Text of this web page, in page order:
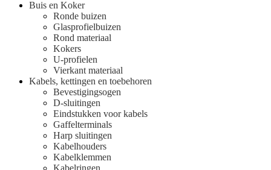
Buis en Koker
Ronde buizen
Glasprofielbuizen
Rond materiaal
Kokers
U-profielen
Vierkant materiaal
Kabels, kettingen en toebehoren
Bevestigingsogen
D-sluitingen
Eindstukken voor kabels
Gaffelterminals
Harp sluitingen
Kabelhouders
Kabelklemmen
Kabelringen